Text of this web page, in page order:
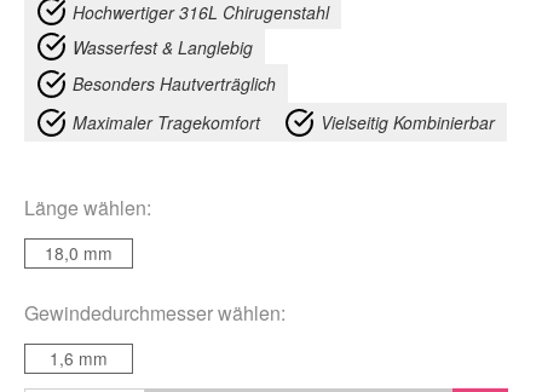
Hochwertiger 316L Chirugenstahl
Wasserfest & Langlebig
Besonders Hautverträglich
Maximaler Tragekomfort
Vielseitig Kombinierbar
Länge wählen:
18,0 mm
Gewindedurchmesserwählen:
1,6 mm